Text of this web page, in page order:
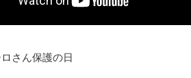
ロさん保護の日